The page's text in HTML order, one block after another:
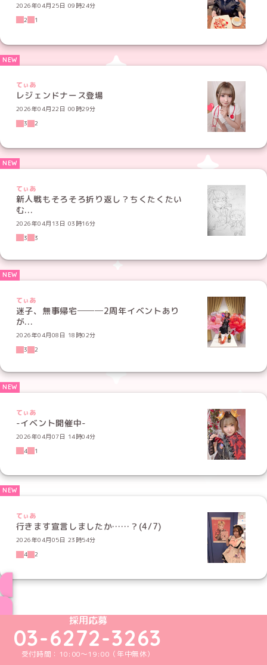
2026年04月25日 09時24分
2
1
てぃあ
レジェンドナース登場
2026年04月22日 00時29分
3
2
てぃあ
新人戦もそろそろ折り返し？ちくたくたい
む...
2026年04月13日 03時16分
3
3
てぃあ
迷子、無事帰宅───2周年イベントあり
が...
2026年04月08日 18時02分
3
2
てぃあ
-イベント開催中-
2026年04月07日 14時04分
4
1
てぃあ
行きます宣言しましたか……？(4/7)
2026年04月05日 23時54分
4
2
めいどりーみんTikTok公式アカウント
めいどりーみんX公式アカウント
めいどりーみんInstagram公式アカウント
めいどりーみんFacebook公式アカウン
めいどりーみんYouTube公式アカ
採用応募
03-6272-3263
受付時間：10:00～19:00（年中無休）